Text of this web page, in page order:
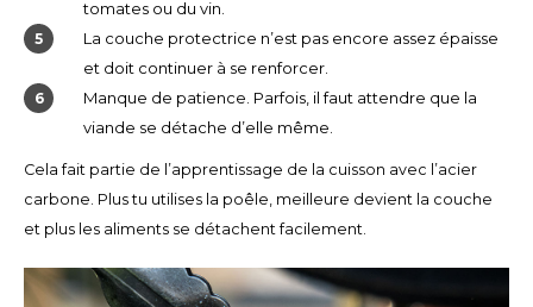
tomates ou du vin.
La couche protectrice n’est pas encore assez épaisse
et doit continuer à se renforcer.
Manque de patience. Parfois, il faut attendre que la
viande se détache d’elle même.
Cela fait partie de l’apprentissage de la cuisson avec l’acier
carbone. Plus tu utilises la poêle, meilleure devient la couche
et plus les aliments se détachent facilement.